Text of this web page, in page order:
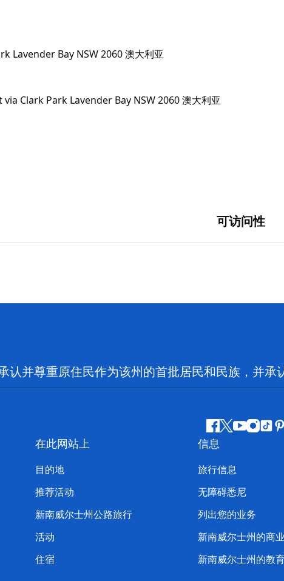
Lavender Bay NSW 2060 澳大利亚
可访问性
认并尊重原住民作为该州的首批居民和民族，并承
Facebook
叽
喳
喳
YouTube
抖
在此网站上
目的地
推荐活动
新南威尔士州公路旅行
活动
住宿
信息
旅行信息
无障碍悉尼
列出您的业务
新南威尔士州的商业
新南威尔士州的教